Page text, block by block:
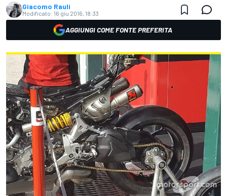
Giacomo Rauli
Modificato: 16 giu 2016, 18:33
AGGIUNGI COME FONTE PREFERITA